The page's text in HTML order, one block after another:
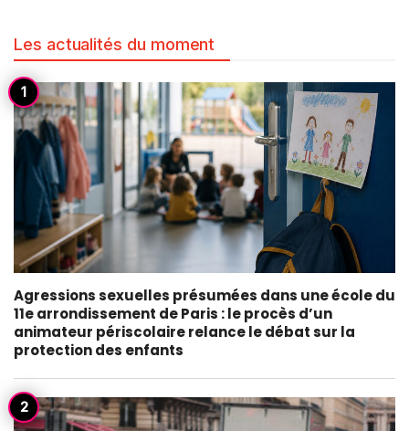
Les actualités du moment
Agressions sexuelles présumées dans une école du
11e arrondissement de Paris : le procès d’un
animateur périscolaire relance le débat sur la
protection des enfants